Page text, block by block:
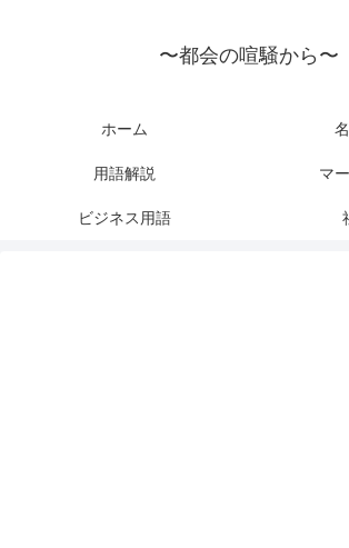
〜都会の喧騒から〜
ホーム
用語解説 マ
ビジネス用語